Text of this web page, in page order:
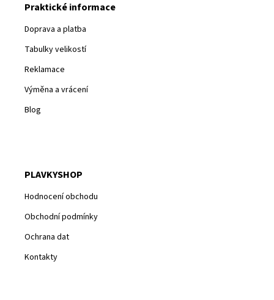
Praktické informace
Doprava a platba
Tabulky velikostí
Reklamace
Výměna a vrácení
Blog
PLAVKYSHOP
Hodnocení obchodu
Obchodní podmínky
Ochrana dat
Kontakty